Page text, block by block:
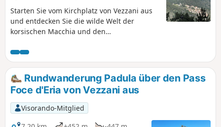
Starten Sie vom Kirchplatz von Vezzani aus
und entdecken Sie die wilde Welt der
korsischen Macchia und den
Rospa Sorba. Die Route bietet Ihnen
herrliche Ausblicke auf die Ostküste
Ostkorsikas sowie auf die Inseln des
toskanischen Archipels und einen
atemberaubenden Blick auf die wichtigsten
Gebirgsmassive Korsikas von Punta Tana
und Punta Cali aus, die sich in der Nähe der
Route befinden.
Rundwanderung Padula über den Pass
Foce d'Eria von Vezzani aus
Visorando-Mitglied